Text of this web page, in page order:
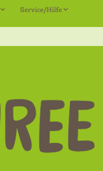
Service/Hilfe